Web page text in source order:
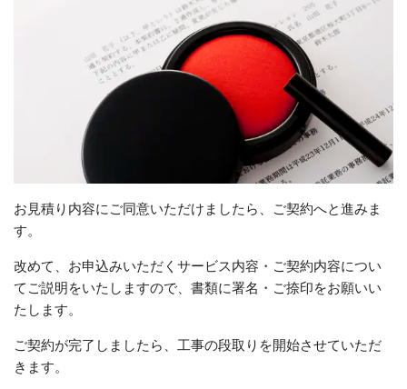
お見積り内容にご同意いただけましたら、ご契約へと進みま
す。
改めて、お申込みいただくサービス内容・ご契約内容につい
てご説明をいたしますので、書類に署名・ご捺印をお願いい
たします。
ご契約が完了しましたら、工事の段取りを開始させていただ
きます。